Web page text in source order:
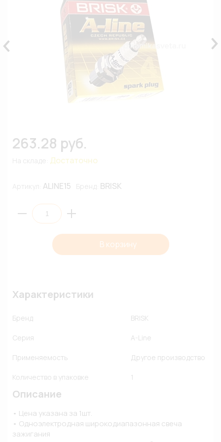
263.28 руб.
Достаточно
ALINE15 BRISK
В корзину
Характеристики
Бренд BRISK
Серия A-Line
Применяемость Другое производство
Количество в упаковке 1
Описание
• Цена указана за 1шт.
• Одноэлектродная широкодиапазонная свеча
зажигания